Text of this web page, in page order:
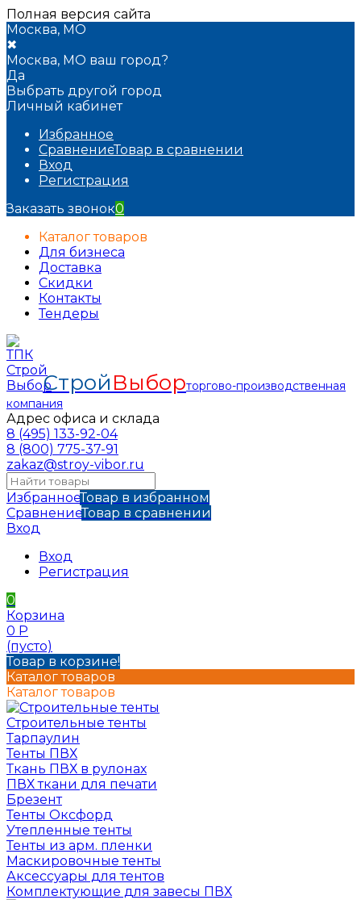
Полная версия сайта
Москва, МО
✖
Москва, МО ваш город?
Да
Выбрать другой город
Личный кабинет
Избранное
СравнениеТовар в сравнении
Вход
Регистрация
Заказать звонок0
Каталог товаров
Для бизнеса
Доставка
Скидки
Контакты
Тендеры
СтройВыборторгово-производственная
компания
Адрес офиса и склада
8 (495) 133-92-04
8 (800) 775-37-91
zakaz@stroy-vibor.ru
ИзбранноеТовар в избранном
СравнениеТовар в сравнении
Вход
Вход
Регистрация
0
Корзина
0 Р
(пусто)
Товар в корзине!
Каталог товаров
Каталог товаров
Строительные тенты
Тарпаулин
Тенты ПВХ
Ткань ПВХ в рулонах
ПВХ ткани для печати
Брезент
Тенты Оксфорд
Утепленные тенты
Тенты из арм. пленки
Маскировочные тенты
Аксессуары для тентов
Комплектующие для завесы ПВХ